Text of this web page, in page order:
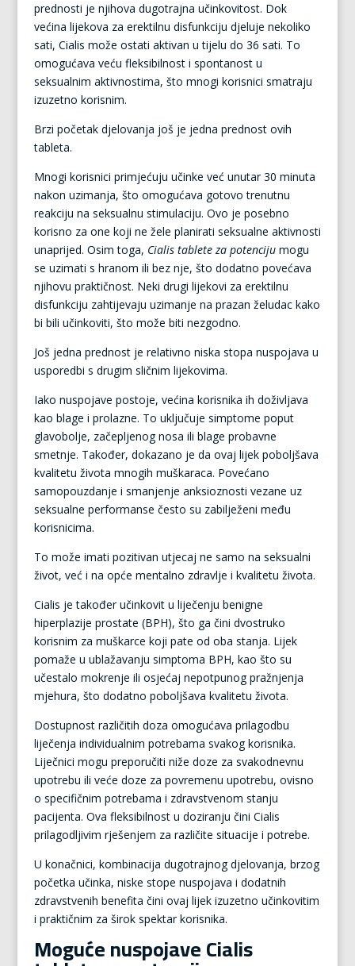
prednosti je njihova dugotrajna učinkovitost. Dok
većina lijekova za erektilnu disfunkciju djeluje nekoliko
sati, Cialis može ostati aktivan u tijelu do 36 sati. To
omogućava veću fleksibilnost i spontanost u
seksualnim aktivnostima, što mnogi korisnici smatraju
izuzetno korisnim.
Brzi početak djelovanja još je jedna prednost ovih
tableta.
Mnogi korisnici primjećuju učinke već unutar 30 minuta
nakon uzimanja, što omogućava gotovo trenutnu
reakciju na seksualnu stimulaciju. Ovo je posebno
korisno za one koji ne žele planirati seksualne aktivnosti
unaprijed. Osim toga, Cialis tablete za potencijumogu
se uzimati s hranom ili bez nje, što dodatno povećava
njihovu praktičnost. Neki drugi lijekovi za erektilnu
disfunkciju zahtijevaju uzimanje na prazan želudac kako
bi bili učinkoviti, što može biti nezgodno.
Još jedna prednost je relativno niska stopa nuspojava u
usporedbi s drugim sličnim lijekovima.
Iako nuspojave postoje, većina korisnika ih doživljava
kao blage i prolazne. To uključuje simptome poput
glavobolje, začepljenog nosa ili blage probavne
smetnje. Također, dokazano je da ovaj lijek poboljšava
kvalitetu života mnogih muškaraca. Povećano
samopouzdanje i smanjenje anksioznosti vezane uz
seksualne performanse često su zabilježeni među
korisnicima.
To može imati pozitivan utjecaj ne samo na seksualni
život, već i na opće mentalno zdravlje i kvalitetu života.
Cialis je također učinkovit u liječenju benigne
hiperplazije prostate (BPH), što ga čini dvostruko
korisnim za muškarce koji pate od oba stanja. Lijek
pomaže u ublažavanju simptoma BPH, kao što su
učestalo mokrenje ili osjećaj nepotpunog pražnjenja
mjehura, što dodatno poboljšava kvalitetu života.
Dostupnost različitih doza omogućava prilagodbu
liječenja individualnim potrebama svakog korisnika.
Liječnici mogu preporučiti niže doze za svakodnevnu
upotrebu ili veće doze za povremenu upotrebu, ovisno
o specifičnim potrebama i zdravstvenom stanju
pacijenta. Ova fleksibilnost u doziranju čini Cialis
prilagodljivim rješenjem za različite situacije i potrebe.
U konačnici, kombinacija dugotrajnog djelovanja, brzog
početka učinka, niske stope nuspojava i dodatnih
zdravstvenih benefita čini ovaj lijek izuzetno učinkovitim
i praktičnim za širok spektar korisnika.
Moguće nuspojave Cialis